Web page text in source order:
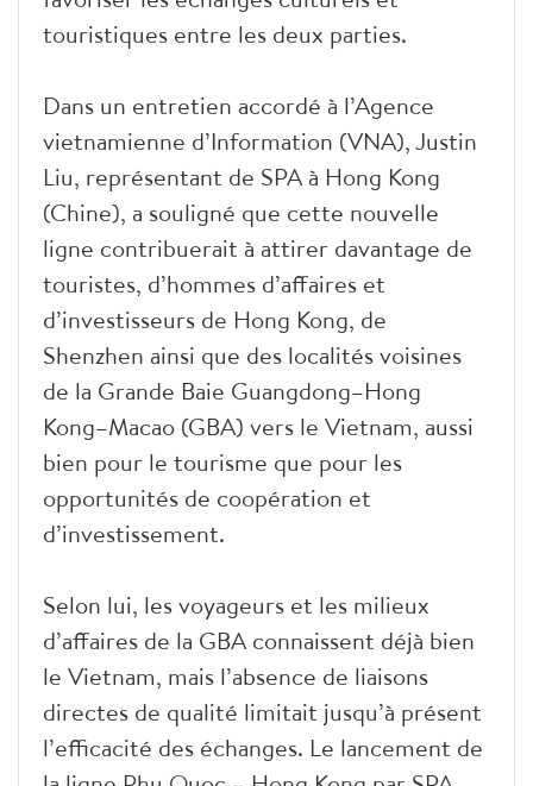
touristiques entre les deux parties.
Dans un entretien accordé à l’Agence
vietnamienne d’Information (VNA), Justin
Liu, représentant de SPA à Hong Kong
(Chine), a souligné que cette nouvelle
ligne contribuerait à attirer davantage de
touristes, d’hommes d’affaires et
d’investisseurs de Hong Kong, de
Shenzhen ainsi que des localités voisines
de la Grande Baie Guangdong–Hong
Kong–Macao (GBA) vers le Vietnam, aussi
bien pour le tourisme que pour les
opportunités de coopération et
d’investissement.
Selon lui, les voyageurs et les milieux
d’affaires de la GBA connaissent déjà bien
le Vietnam, mais l’absence de liaisons
directes de qualité limitait jusqu’à présent
l’efficacité des échanges. Le lancement de